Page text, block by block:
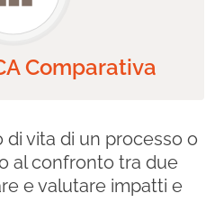
Comparativa
di vita di un processo o
al confronto tra due
e valutare impatti e